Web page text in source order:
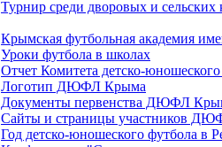
Турнир среди дворовых и сельских
Крымская футбольная академия
Уроки футбола в школах
Отчет Комитета детско-
Логотип ДЮФЛ Крыма
Документы первенства ДЮФЛ
Сайты и страницы участников
Год детско-юношеского футбола в